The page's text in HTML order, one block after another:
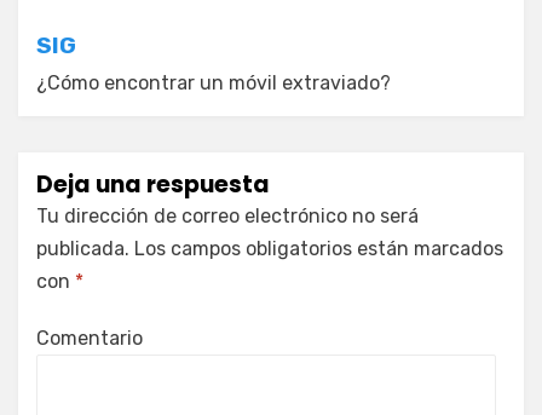
SIG
¿Cómo encontrar un móvil extraviado?
Deja una respuesta
Tu dirección de correo electrónico no será
publicada. Los campos obligatorios están marcados
con *
Comentario